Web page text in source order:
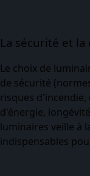
La sécurité et
Le choix de
de sécurité
risques
d'énergie,
luminaires veille à
indispensables